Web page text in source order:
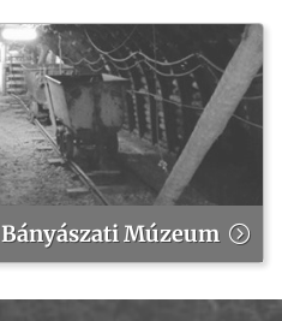
Bányászati Múzeum